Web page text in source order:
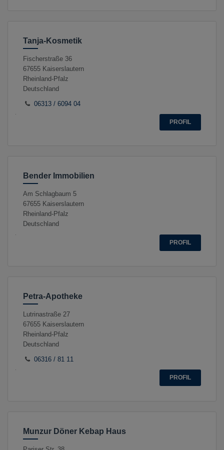
Tanja-Kosmetik
Fischerstraße 36
67655 Kaiserslautern
Rheinland-Pfalz
Deutschland
06313 / 6094 04
PROFIL
Bender Immobilien
Am Schlagbaum 5
67655 Kaiserslautern
Rheinland-Pfalz
Deutschland
PROFIL
Petra-Apotheke
Lutrinastraße 27
67655 Kaiserslautern
Rheinland-Pfalz
Deutschland
06316 / 81 11
PROFIL
Munzur Döner Kebap Haus